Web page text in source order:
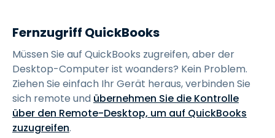
Fernzugriff QuickBooks
Müssen Sie auf QuickBooks zugreifen, aber der
Desktop-Computer ist woanders? Kein Problem.
Ziehen Sie einfach Ihr Gerät heraus, verbinden Sie
sich remote und übernehmen Sie die Kontrolle
über den Remote-Desktop, um auf QuickBooks
zuzugreifen.